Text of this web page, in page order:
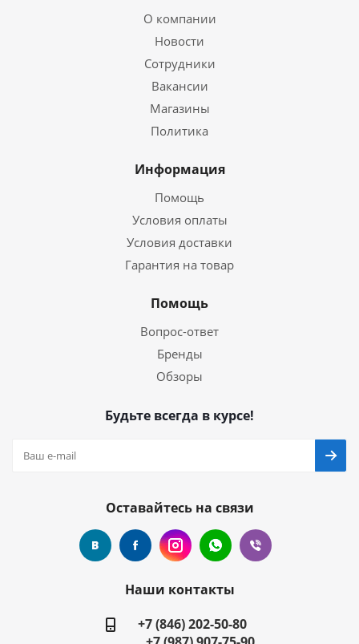
О компании
Новости
Сотрудники
Вакансии
Магазины
Политика
Информация
Помощь
Условия оплаты
Условия доставки
Гарантия на товар
Помощь
Вопрос-ответ
Бренды
Обзоры
Будьте всегда в курсе!
Оставайтесь на связи
Наши контакты
+7 (846) 202-50-80